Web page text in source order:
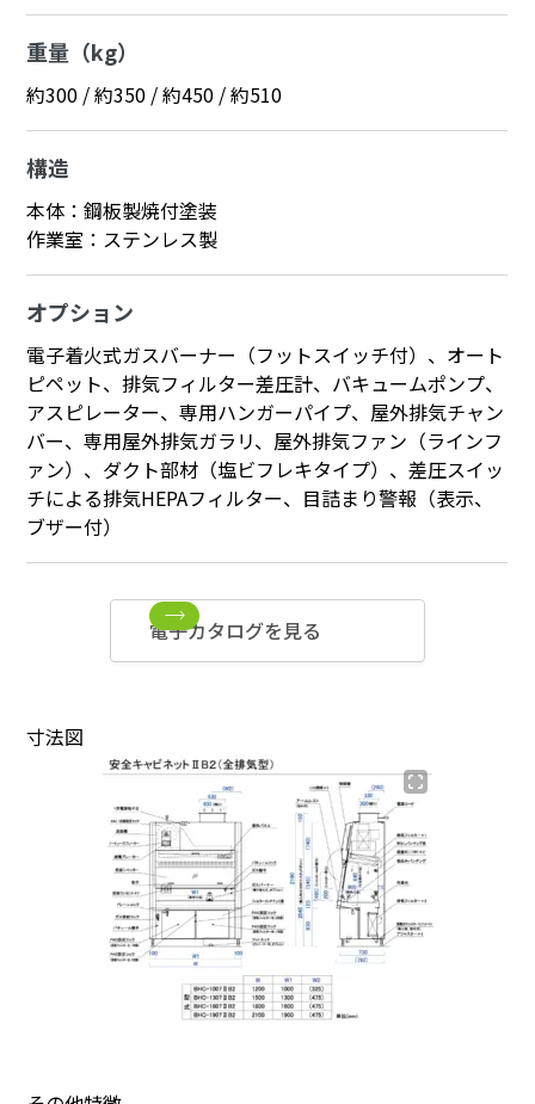
重量（kg）
約300 / 約350 / 約450 / 約510
構造
本体：鋼板製焼付塗装
作業室：ステンレス製
オプション
電子着火式ガスバーナー（フットスイッチ付）、オート
ピペット、排気フィルター差圧計、バキュームポンプ、
アスピレーター、専用ハンガーパイプ、屋外排気チャン
バー、専用屋外排気ガラリ、屋外排気ファン（ラインフ
ァン）、ダクト部材（塩ビフレキタイプ）、差圧スイッ
チによる排気HEPAフィルター、目詰まり警報（表示、
ブザー付）
電子カタログを見る
寸法図